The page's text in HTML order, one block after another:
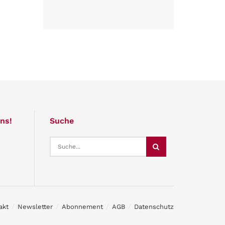
Suche
Newsletter Abonnement AGB Datenschutz